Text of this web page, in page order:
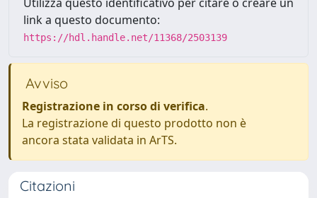
link a questo documento:
https://hdl.handle.net/11368/2503139
Avviso
Registrazione in corso di verifica.
La registrazione di questo prodotto non è
ancora stata validata in ArTS.
Citazioni